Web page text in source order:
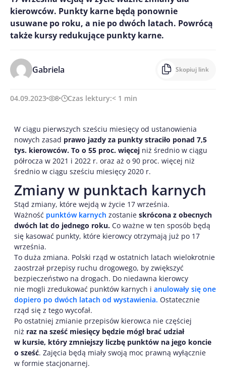
kierowców. Punkty karne będą ponownie
usuwane po roku, a nie po dwóch latach. Powrócą
także kursy redukujące punkty karne.
Gabriela Skopiuj link
04.09.2023 8 Czas lektury:< 1 min
W ciągu pierwszych sześciu miesięcy od ustanowienia
nowych zasad prawo jazdy za punkty straciło ponad 7,5
tys. kierowców. To o 55 proc. więcej niż średnio w ciągu
półrocza w 2021 i 2022 r. oraz aż o 90 proc. więcej niż
średnio w ciągu sześciu miesięcy 2020 r.
Zmiany w punktach karnych
Stąd zmiany, które wejdą w życie 17 września.
Ważność punktów karnych zostanie skrócona z obecnych
dwóch lat do jednego roku. Co ważne w ten sposób będą
się kasować punkty, które kierowcy otrzymają już po 17
września.
To duża zmiana. Polski rząd w ostatnich latach wielokrotnie
zaostrzał przepisy ruchu drogowego, by zwiększyć
bezpieczeństwo na drogach. Do niedawna kierowcy
nie mogli zredukować punktów karnych i anulowały się one
dopiero po dwóch latach od wystawienia. Ostatecznie
rząd się z tego wycofał.
Po ostatniej zmianie przepisów kierowca nie częściej
niż raz na sześć miesięcy będzie mógł brać udział
w kursie, który zmniejszy liczbę punktów na jego koncie
o sześć. Zajęcia będą miały swoją moc prawną wyłącznie
w formie stacjonarnej.